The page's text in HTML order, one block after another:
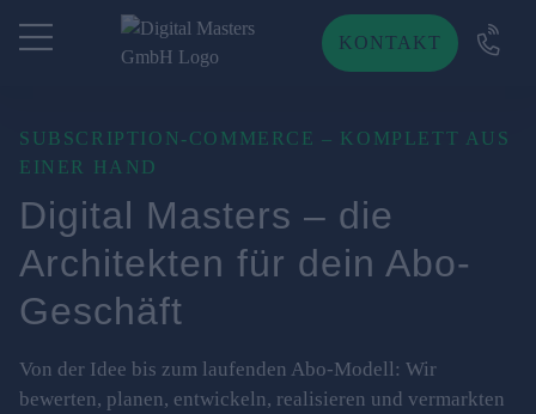
KONTAKT
SUBSCRIPTION-COMMERCE – KOMPLETT AUS
EINER HAND
Digital Masters – die
Architekten für dein Abo-
Geschäft
Von der Idee bis zum laufenden Abo-Modell: Wir
bewerten, planen, entwickeln, realisieren und vermarkten